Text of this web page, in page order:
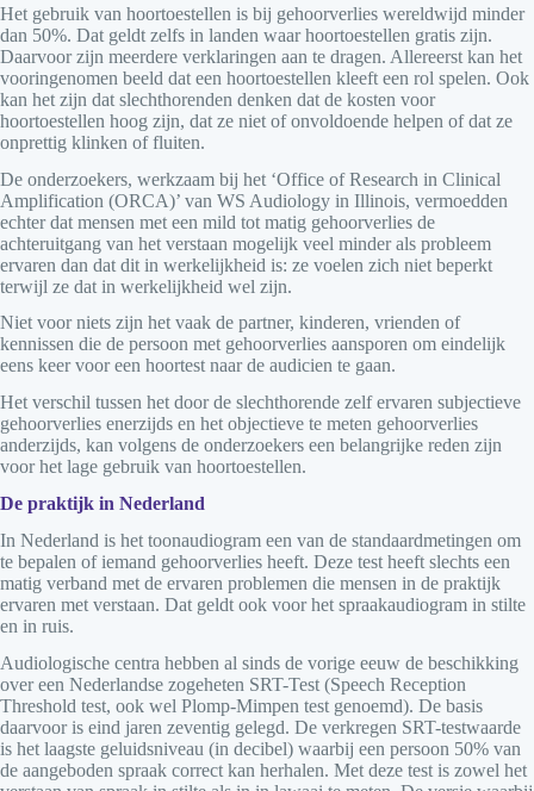
Het gebruik van hoortoestellen is bij gehoorverlies wereldwijd minder
dan 50%. Dat geldt zelfs in landen waar hoortoestellen gratis zijn.
Daarvoor zijn meerdere verklaringen aan te dragen. Allereerst kan het
vooringenomen beeld dat een hoortoestellen kleeft een rol spelen. Ook
kan het zijn dat slechthorenden denken dat de kosten voor
hoortoestellen hoog zijn, dat ze niet of onvoldoende helpen of dat ze
onprettig klinken of fluiten.
De onderzoekers, werkzaam bij het ‘Office of Research in Clinical
Amplification (ORCA)’ van WS Audiology in Illinois, vermoedden
echter dat mensen met een mild tot matig gehoorverlies de
achteruitgang van het verstaan mogelijk veel minder als probleem
ervaren dan dat dit in werkelijkheid is: ze voelen zich niet beperkt
terwijl ze dat in werkelijkheid wel zijn.
Niet voor niets zijn het vaak de partner, kinderen, vrienden of
kennissen die de persoon met gehoorverlies aansporen om eindelijk
eens keer voor een hoortest naar de audicien te gaan.
Het verschil tussen het door de slechthorende zelf ervaren subjectieve
gehoorverlies enerzijds en het objectieve te meten gehoorverlies
anderzijds, kan volgens de onderzoekers een belangrijke reden zijn
voor het lage gebruik van hoortoestellen.
De praktijk in Nederland
In Nederland is het toonaudiogram een van de standaardmetingen om
te bepalen of iemand gehoorverlies heeft. Deze test heeft slechts een
matig verband met de ervaren problemen die mensen in de praktijk
ervaren met verstaan. Dat geldt ook voor het spraakaudiogram in stilte
en in ruis.
Audiologische centra hebben al sinds de vorige eeuw de beschikking
over een Nederlandse zogeheten SRT-Test (Speech Reception
Threshold test, ook wel Plomp-Mimpen test genoemd). De basis
daarvoor is eind jaren zeventig gelegd. De verkregen SRT-testwaarde
is het laagste geluidsniveau (in decibel) waarbij een persoon 50% van
de aangeboden spraak correct kan herhalen. Met deze test is zowel het